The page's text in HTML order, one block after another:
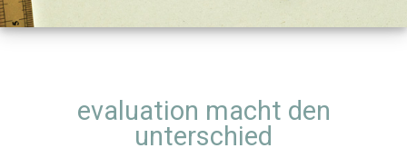
evaluation macht den
unterschied